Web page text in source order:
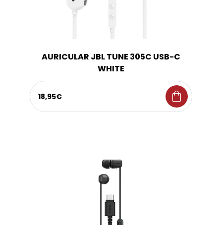
AURICULAR JBL TUNE 305C USB-C
WHITE
18,95€ shopping_bag